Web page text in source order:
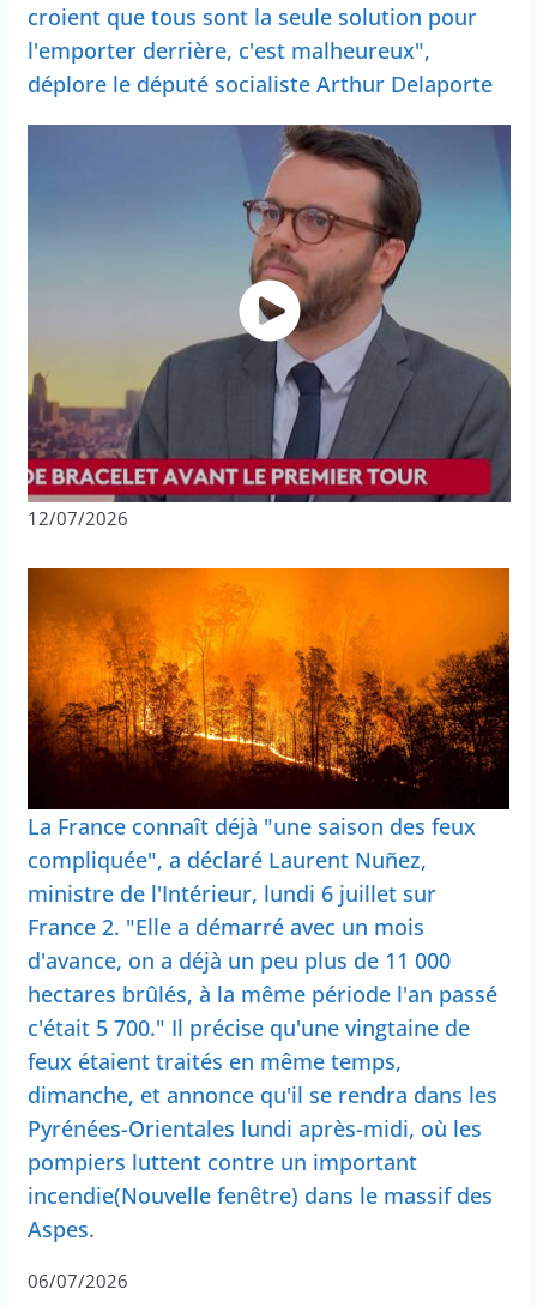
croient que tous sont la seule solution pour
l'emporter derrière, c'est malheureux",
déplore le député socialiste Arthur Delaporte
12/07/2026
La France connaît déjà "une saison des feux
compliquée", a déclaré Laurent Nuñez,
ministre de l'Intérieur, lundi 6 juillet sur
France 2. "Elle a démarré avec un mois
d'avance, on a déjà un peu plus de 11 000
hectares brûlés, à la même période l'an passé
c'était 5 700." Il précise qu'une vingtaine de
feux étaient traités en même temps,
dimanche, et annonce qu'il se rendra dans les
Pyrénées-Orientales lundi après-midi, où les
pompiers luttent contre un important
incendie(Nouvelle fenêtre) dans le massif des
Aspes.
06/07/2026